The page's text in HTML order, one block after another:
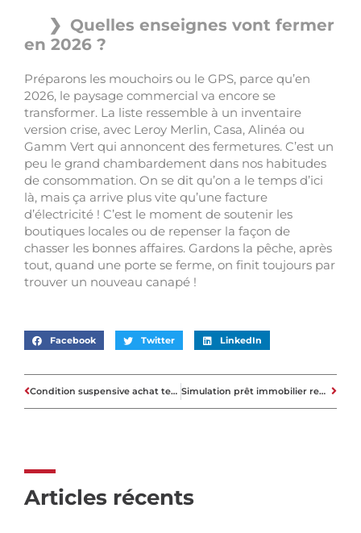
Quelles enseignes vont fermer
en 2026 ?
Préparons les mouchoirs ou le GPS, parce qu’en
2026, le paysage commercial va encore se
transformer. La liste ressemble à un inventaire
version crise, avec Leroy Merlin, Casa, Alinéa ou
Gamm Vert qui annoncent des fermetures. C’est un
peu le grand chambardement dans nos habitudes
de consommation. On se dit qu’on a le temps d’ici
là, mais ça arrive plus vite qu’une facture
d’électricité ! C’est le moment de soutenir les
boutiques locales ou de repenser la façon de
chasser les bonnes affaires. Gardons la pêche, après
tout, quand une porte se ferme, on finit toujours par
trouver un nouveau canapé !
Facebook Twitter LinkedIn
Condition suspensive achat terrain : les 5 clauses essentielles pour se protéger Simulation prêt immobilier renégociation : les étapes pour calculer vos économies réelles
Articles récents